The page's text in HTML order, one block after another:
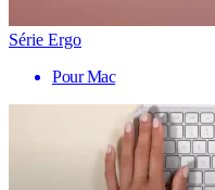
Série Ergo
Pour Mac